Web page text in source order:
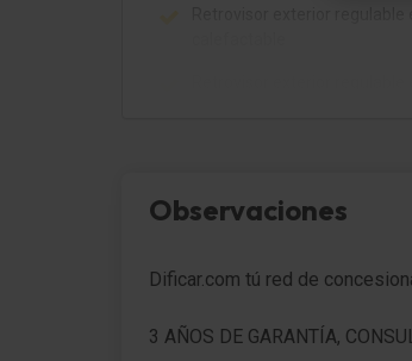
Retrovisor exterior
Encendido automático de
Sistema de audio con 6
Observaciones
Dificar.com tú red de
3 AÑOS DE GARANTÍA,